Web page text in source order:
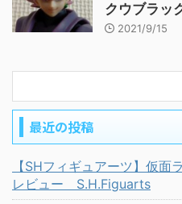
クウブラッ
2021/9/15
最近の投稿
【SHフィギュアーツ】仮
レビュー S.H.Figuarts